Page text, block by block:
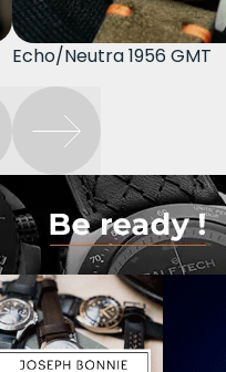
Echo/Neutra 1956 GMT